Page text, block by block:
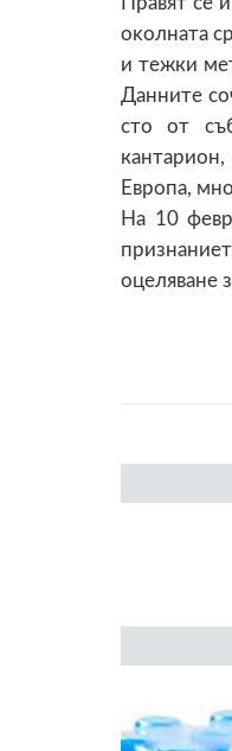
oĸoлнaтa
и тежки
Данните
сто от
Европа,
На 10
оцеляване